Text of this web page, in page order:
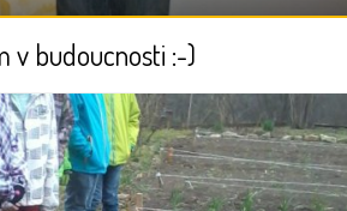
v budoucnosti :-)